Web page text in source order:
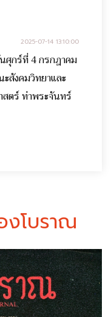
2025-07-14 13:10:00
ศุกร์ที่ 4 กรกฎาคม
สังคมวิทยาและ
ตร์ ท่าพระจันทร์
งโบราณ